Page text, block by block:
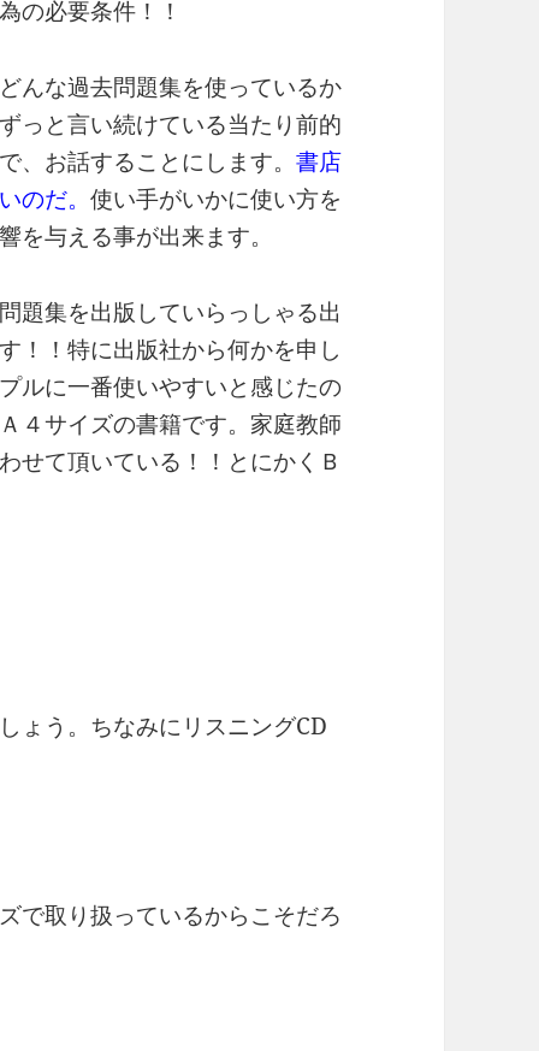
の必要条件！！
んな過去問題集を使っているか
っと言い続けている当たり前的
、お話することにします。書店
のだ。使い手がいかに使い方を
を与える事が出来ます。
題集を出版していらっしゃる出
！！特に出版社から何かを申し
ルに一番使いやすいと感じたの
４サイズの書籍です。家庭教師
せて頂いている！！とにかくＢ
ょう。ちなみにリスニングCD
で取り扱っているからこそだろ